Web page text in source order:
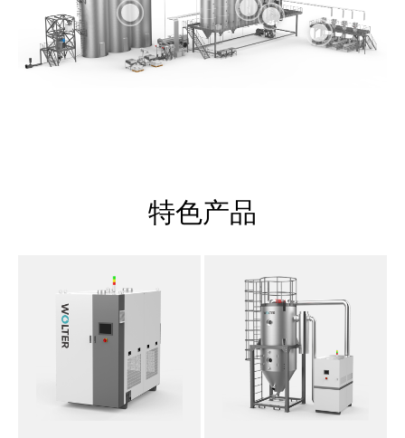
More More
More
More
特色产品